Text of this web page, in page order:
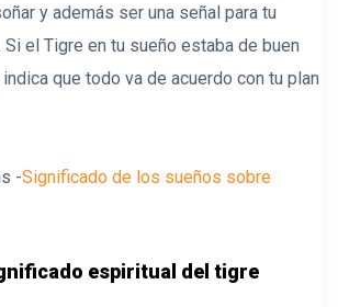
y además ser una señal para tu
el Tigre en tu sueño estaba de buen
que todo va de acuerdo con tu plan
-Significado de los sueños sobre
espiritual del tigre